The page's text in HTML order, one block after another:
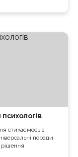
стикаємось з
поради
рішення.